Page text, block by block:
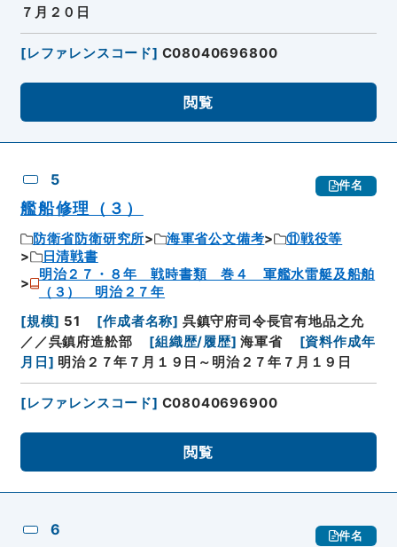
７月２０日
[レファレンスコード] C08040696800
閲覧
5 件名
艦船修理（３）
防衛省防衛研究所 海軍省公文備考
⑪戦役等
日清戦書
明治２７・８年 戦時書類 巻４ 軍艦水雷艇及船舶
（３） 明治２７年
[規模] 51 [作成者名称] 呉鎮守府司令長官有地品之允
／／呉鎮府造舩部
[組織歴/履歴] 海軍省 [資料作成年
月日 ] 明治２７年７月１９日～明治２７年７月１９日
[レファレンスコード] C08040696900
閲覧
6 件名